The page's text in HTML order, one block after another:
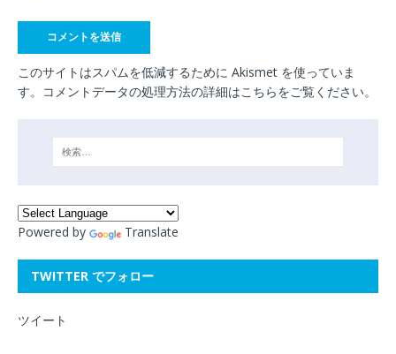
このサイトはスパムを低減するために Akismet を使っていま
す。 コメントデータの処理方法の詳細はこちらをご覧ください。
Powered by Translate
TWITTER でフォロー
ツイート